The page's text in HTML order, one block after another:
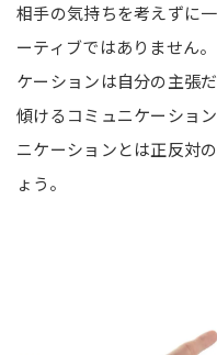
相手の気持ちを考えずに
ーティブではありません
ケーションは自分の主張
傾けるコミュニケーショ
ニケーションとは正反対
ょう。